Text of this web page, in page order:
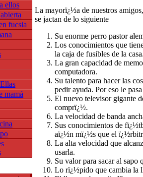
ellos
fucsia
mamá
La mayorï¿½a de nuestros
se jactan de lo siguiente
Su enorme perro pastor
Los conocimientos que
la caja de fusibles de la
La gran capacidad de
computadora.
Su talento para hacer las
pedir ayuda. Por eso le
El nuevo televisor gigante
comprï¿½.
La velocidad de banda
Sus conocimientos de
aï¿½n mï¿½s que el
La alta velocidad que
usarla.
Su valor para sacar al sapo
Lo rï¿½pido que cambia la